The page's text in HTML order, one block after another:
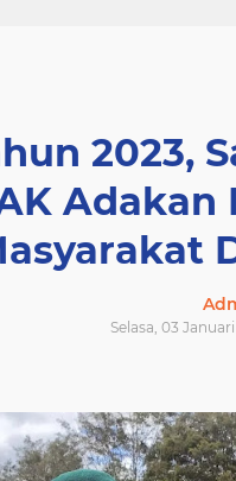
2023,
Adakan
Selasa, 03